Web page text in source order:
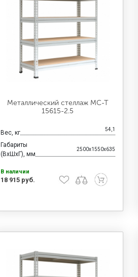
Металлический стеллаж МС-Т
15615-2.5
Вес, кг 54,1
Габариты
(ВхШхГ), мм
2500x1550x635
В наличии
18 915 руб.